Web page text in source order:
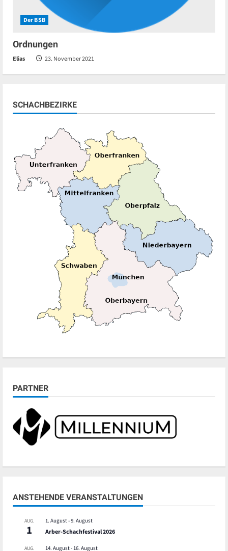
Der BSB
Ordnungen
Elias 23. November 2021
SCHACHBEZIRKE
PARTNER
ANSTEHENDE VERANSTALTUNGEN
AUG.
1
1. August-9. August
Arber-Schachfestival 2026
AUG. 14. August- 16. August